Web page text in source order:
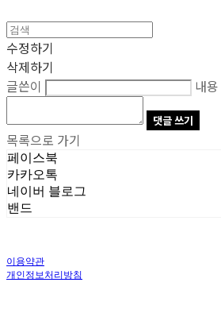
수정하기
삭제하기
글쓴이
내용
댓글 쓰기
목록으로 가기
페이스북
카카오톡
네이버 블로그
밴드
이용약관
개인정보처리방침